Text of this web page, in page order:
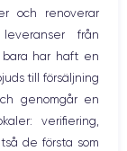
och renoverar
från
bara har haft en
till försäljning
genomgår en
verifiering,
de första som